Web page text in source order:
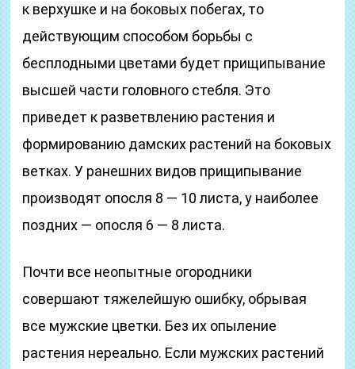
к верхушке и на боковых побегах, то
действующим способом борьбы с
бесплодными цветами будет прищипывание
высшей части головного стебля. Это
приведет к разветвлению растения и
формированию дамских растений на боковых
ветках. У ранешних видов прищипывание
производят опосля 8 — 10 листа, у наиболее
поздних — опосля 6 — 8 листа.
Почти все неопытные огородники
совершают тяжелейшую ошибку, обрывая
все мужские цветки. Без их опыление
растения нереально. Если мужских растений